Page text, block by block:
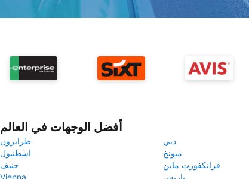
أفضل الوجهات في العالم
طرابزون
دبي
اسطنبول
ميونخ
جنيف
فرانكفورت ماين
Vienna
باريس